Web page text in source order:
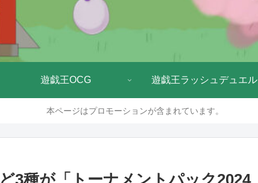
遊戯王OCG 遊戯王ラッシュデュエル
本ページはプロモーションが含まれています。